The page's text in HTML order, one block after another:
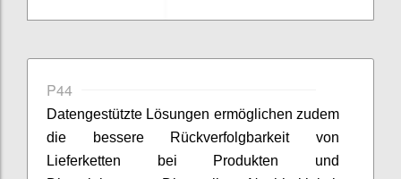
P44
Datengestützte Lösungen ermöglichen zudem
die bessere Rückverfolgbarkeit von
Lieferketten bei Produkten und